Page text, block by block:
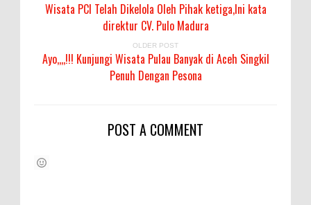
Wisata PCI Telah Dikelola Oleh Pihak ketiga,Ini kata
direktur CV. Pulo Madura
OLDER POST
Ayo,,,,!!! Kunjungi Wisata Pulau Banyak di Aceh Singkil
Penuh Dengan Pesona
POST A COMMENT